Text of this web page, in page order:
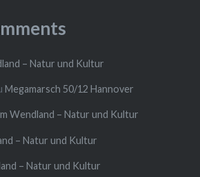
– Natur und Kultur
Megamarsch 50/12 Hannover
Wendland – Natur und Kultur
– Natur und Kultur
– Natur und Kultur